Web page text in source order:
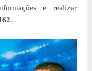
e realizar
.